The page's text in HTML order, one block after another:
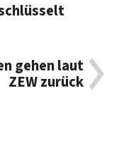
gehen laut
ZEW zurück